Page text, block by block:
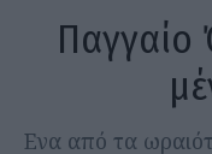
Ενα από τα